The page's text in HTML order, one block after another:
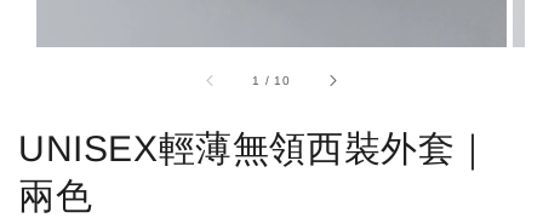
1 / 10
UNISEX輕薄無領西裝外套｜
兩色